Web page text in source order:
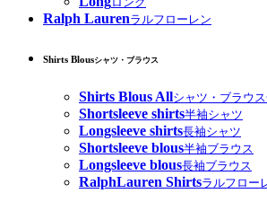
Ralph Laurenラルフローレン
Shirts Blousシャツ・ブラウス
Shirts Blous Allシャツ・ブラウ
Shortsleeve shirts半袖シャツ
Longsleeve shirts長袖シャツ
Shortsleeve blous半袖ブラウス
Longsleeve blous長袖ブラウス
RalphLauren Shirtsラルフロー